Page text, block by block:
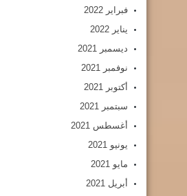
فبراير 2022
يناير 2022
ديسمبر 2021
نوفمبر 2021
أكتوبر 2021
سبتمبر 2021
أغسطس 2021
يونيو 2021
مايو 2021
أبريل 2021